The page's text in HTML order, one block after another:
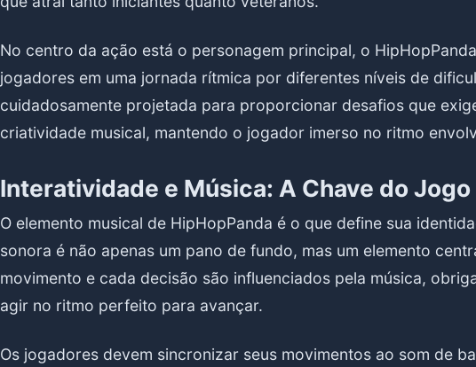
No centro da ação está o personagem principal, o
jogadores em uma jornada rítmica por diferentes níveis de
cuidadosamente projetada para proporcionar desafios que
criatividade musical, mantendo o jogador imerso no ritmo
Interatividade e Música: A Chave do Jogo
O elemento musical de HipHopPanda é o que define sua
sonora é não apenas um pano de fundo, mas um elemento
movimento e cada decisão são influenciados pela música,
agir no ritmo perfeito para avançar.
Os jogadores devem sincronizar seus movimentos ao som de